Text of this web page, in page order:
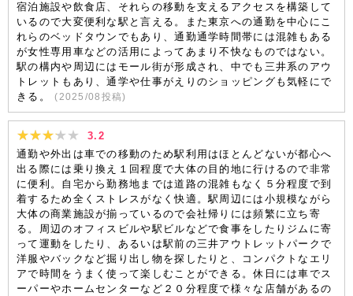
宿泊施設や飲食店、それらの移動を支えるアクセスを構築して
いるので大変便利な駅と言える。また東京への通勤を中心にこ
れらのベッドタウンでもあり、通勤通学時間帯には混雑もある
が女性専用車などの活用によってあまり不快なものではない。
駅の構内や周辺にはモール街が形成され、中でも三井系のアウ
トレットもあり、通学や仕事がえりのショッピングも気軽にで
きる。
(2025/08 投稿)
3.2
通勤や外出は車での移動のため駅利用はほとんどないが都心へ
出る際には乗り換え１回程度で大体の目的地に行けるので非常
に便利。自宅から勤務地までは道路の混雑もなく５分程度で到
着するため全くストレスがなく快適。駅周辺には小規模ながら
大体の商業施設が揃っているので会社帰りには頻繁に立ち寄
る。周辺のオフィスビルや駅ビルなどで食事をしたりジムに寄
って運動をしたり、あるいは駅前の三井アウトレットパークで
洋服やバックなど掘り出し物を探したりと、コンパクトなエリ
アで時間をうまく使って楽しむことができる。休日には車でス
ーパーやホームセンターなど２０分程度で様々な店舗があるの